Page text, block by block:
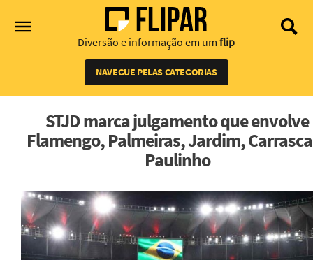
Diversão e informação em um flip
NAVEGUE PELAS CATEGORIAS
STJD marca julgamento que envolve
Flamengo, Palmeiras, Jardim,
Paulinho